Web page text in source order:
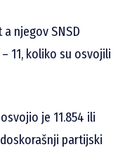
njegov SNSD
11, koliko su osvojili
je 11.854 ili
partijski